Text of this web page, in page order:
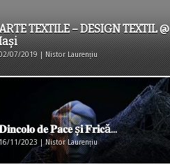
TEXTILE – DESIGN TEXTIL @
07/2019 | Nistor Laurențiu
𝐝𝐞 𝐏𝐚𝐜𝐞 ș𝐢 𝐅𝐫𝐢𝐜ă...
16/11/2023 | Nistor Laurențiu